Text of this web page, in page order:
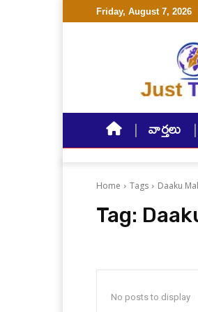
Friday, August 7, 2026
వార్తలు
Home Tags Daaku
Tag:
No posts to display